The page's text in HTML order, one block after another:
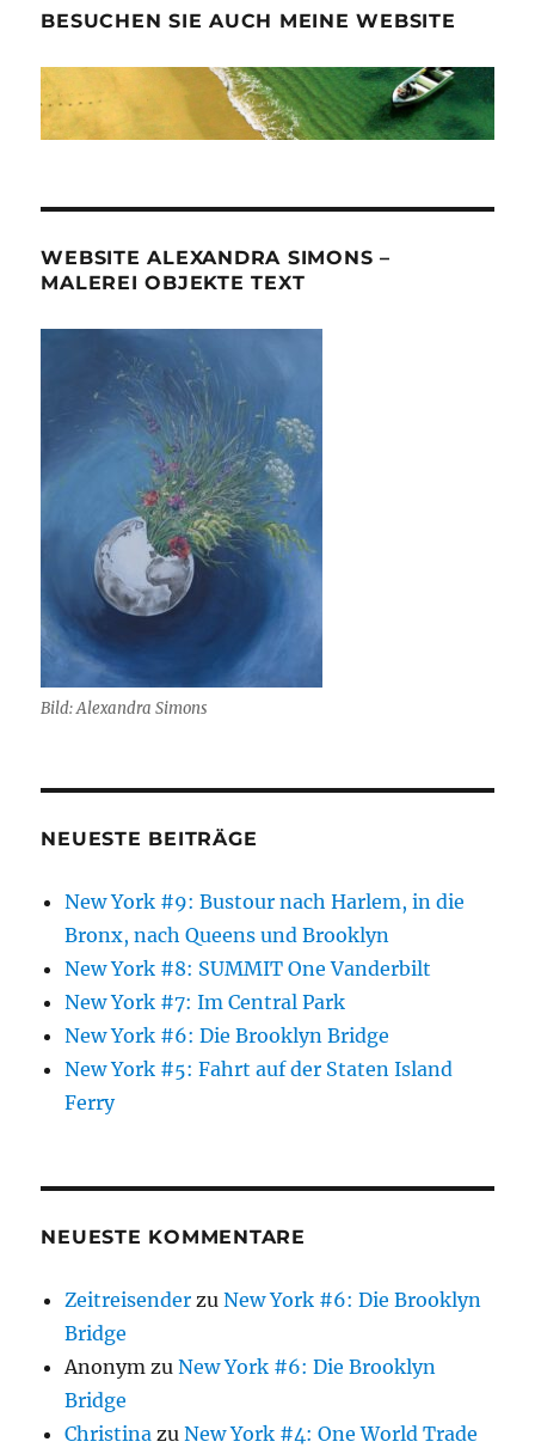
BESUCHEN SIE AUCH MEINE WEBSITE
WEBSITE ALEXANDRA SIMONS –
MALEREI OBJEKTE TEXT
Bild: Alexandra Simons
NEUESTE BEITRÄGE
New York #9: Bustour nach Harlem, in die
Bronx, nach Queens und Brooklyn
New York #8: SUMMIT One Vanderbilt
New York #7: Im Central Park
New York #6: Die Brooklyn Bridge
New York #5: Fahrt auf der Staten Island
Ferry
NEUESTE KOMMENTARE
Zeitreisender zuNew York #6: Die Brooklyn
Bridge
Anonym zuNew York #6: Die Brooklyn
Bridge
Christina zuNew York #4: One World Trade